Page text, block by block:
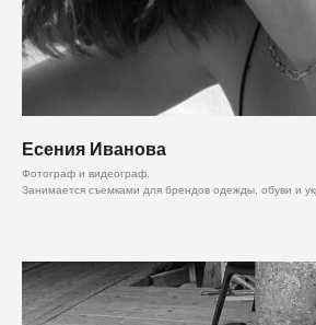
Есения Иванова
Фотограф и видеограф.
Занимается съемками для брендов одежды, обуви и